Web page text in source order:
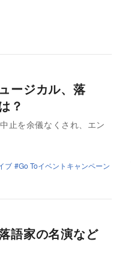
ージカル、落
？
止を余儀なくされ、エン
ブ
Go Toイベントキャンペーン
語家の名演など